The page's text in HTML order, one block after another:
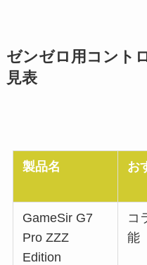
ゼンゼロ用コント
見表
製品名 お
GameSir G7
Pro ZZZ
Edition
コ
能